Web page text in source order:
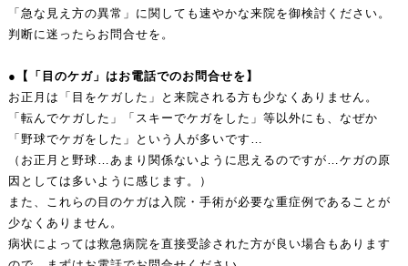
「急な見え方の異常」に関しても速やかな来院を御検討ください。
判断に迷ったらお問合せを。
●【「目のケガ」はお電話でのお問合せを】
お正月は「目をケガした」と来院される方も少なくありません。
「転んでケガした」「スキーでケガをした」等以外にも、なぜか
「野球でケガをした」という人が多いです…
（お正月と野球…あまり関係ないように思えるのですが…ケガの原
因としては多いように感じます。）
また、これらの目のケガは入院・手術が必要な重症例であることが
少なくありません。
病状によっては救急病院を直接受診された方が良い場合もあります